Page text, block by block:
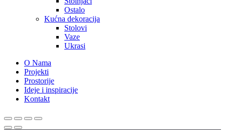
Ostalo
Kućna dekoracija
Stolovi
Vaze
Ukrasi
O Nama
Projekti
Prostorije
Ideje i inspiracije
Kontakt